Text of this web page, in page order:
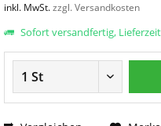
inkl. MwSt.zzgl. Versandkosten
Sofort versandfertig,